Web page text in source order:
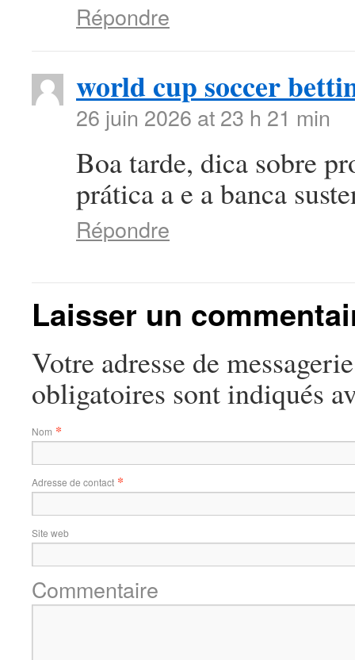
Répondre
world cup soccer
26 juin 2026 at 23 h 21 min
Boa tarde, dica sobre
prática a e a banca
Répondre
Laisser un
Votre adresse de
obligatoires sont indiqués
Nom *
Adresse de contact *
Site web
Commentaire